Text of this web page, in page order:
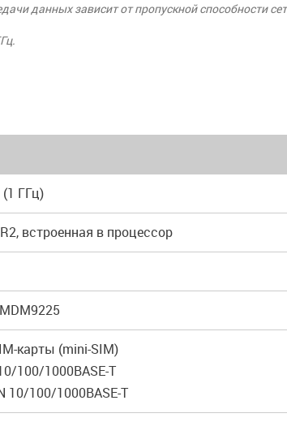
данных зависит от пропускной способности
(1 ГГц)
встроенная в процессор
карты (mini-SIM)
100/1000BASE-T
10/100/1000BASE-T